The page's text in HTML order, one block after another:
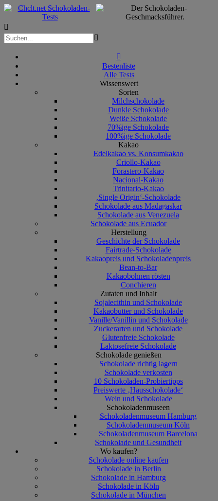



Bestenliste
Alle Tests
Wissenswert
Sorten
Milchschokolade
Dunkle Schokolade
Weiße Schokolade
70%ige Schokolade
100%ige Schokolade
Kakao
Edelkakao vs. Konsumkakao
Criollo-Kakao
Forastero-Kakao
Nacional-Kakao
Trinitario-Kakao
‚Single Origin‘-Schokolade
Schokolade aus Madagaskar
Schokolade aus Venezuela
Schokolade aus Ecuador
Herstellung
Geschichte der Schokolade
Fairtrade-Schokolade
Kakaopreis und Schokoladenpreis
Bean-to-Bar
Kakaobohnen rösten
Conchieren
Zutaten und Inhalt
Sojalecithin und Schokolade
Kakaobutter und Schokolade
Vanille/Vanillin und Schokolade
Zuckerarten und Schokolade
Glutenfreie Schokolade
Laktosefreie Schokolade
Schokolade genießen
Schokolade richtig lagern
Schokolade verkosten
10 Schokoladen-Probiertipps
Preiswerte ‚Hausschokolade‘
Wein und Schokolade
Schokoladenmuseen
Schokoladenmuseum Hamburg
Schokoladenmuseum Köln
Schokoladenmuseum Barcelona
Schokolade und Gesundheit
Wo kaufen?
Schokolade online kaufen
Schokolade in Berlin
Schokolade in Hamburg
Schokolade in Köln
Schokolade in München